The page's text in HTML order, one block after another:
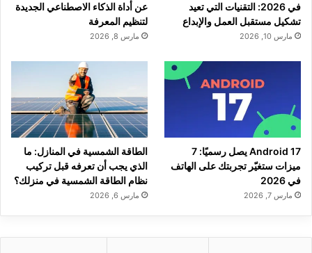
في 2026: التقنيات التي تعيد
تشكيل مستقبل العمل والإبداع
مارس 10, 2026
عن أداة الذكاء الاصطناعي الجديدة
لتنظيم المعرفة
مارس 8, 2026
Android 17 يصل رسميًا: 7
ميزات ستغيّر تجربتك على الهاتف
في 2026
مارس 7, 2026
الطاقة الشمسية في المنازل: ما
الذي يجب أن تعرفه قبل تركيب
نظام الطاقة الشمسية في منزلك؟
مارس 6, 2026